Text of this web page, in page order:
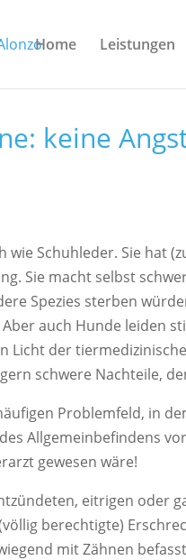
Home Leistungen
keine
wie Schuhleder. Sie hat
Sie macht selbst
Spezies sterben
auch Hunde leiden
Licht der
schwere Nachteile,
Problemfeld, in
Allgemeinbefindens
gewesen wäre!
eitrigen oder
berechtigte)
mit Zähnen